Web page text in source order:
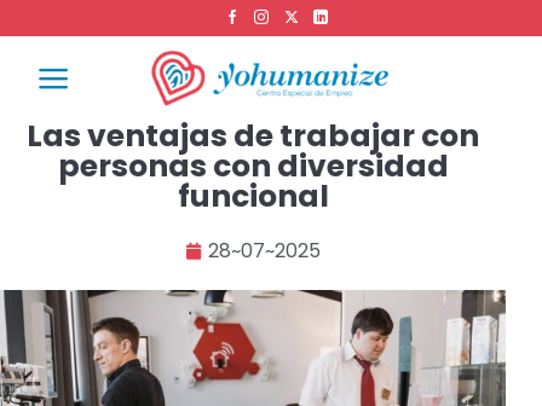
Las ventajas de trabajar con
personas con diversidad
funcional
28~07~2025